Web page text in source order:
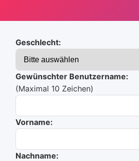
Geschlecht:
Gewünschter Benutzername:
(Maximal 10 Zeichen)
Vorname:
Nachname: